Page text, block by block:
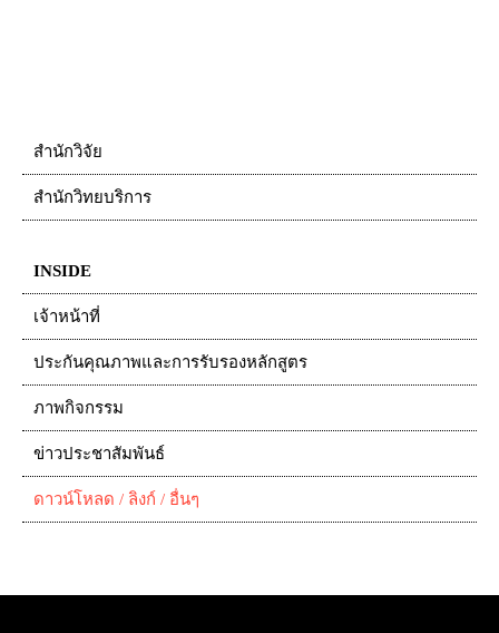
สำนักวิจัย
สำนักวิทยบริการ
INSIDE
เจ้าหน้าที่
ประกันคุณภาพและการรับรองหลักสูตร
ภาพกิจกรรม
ข่าวประชาสัมพันธ์
ดาวน์โหลด / ลิงก์ / อื่นๆ